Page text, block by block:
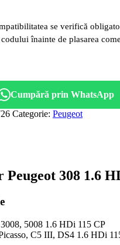
se verifică
înainte de plasarea
Cumpără prin WhatsApp
Categorie: Peugeot
Peugeot 308 1.6
5008 1.6 HDi 115 CP
C5 III, DS4 1.6 HDi